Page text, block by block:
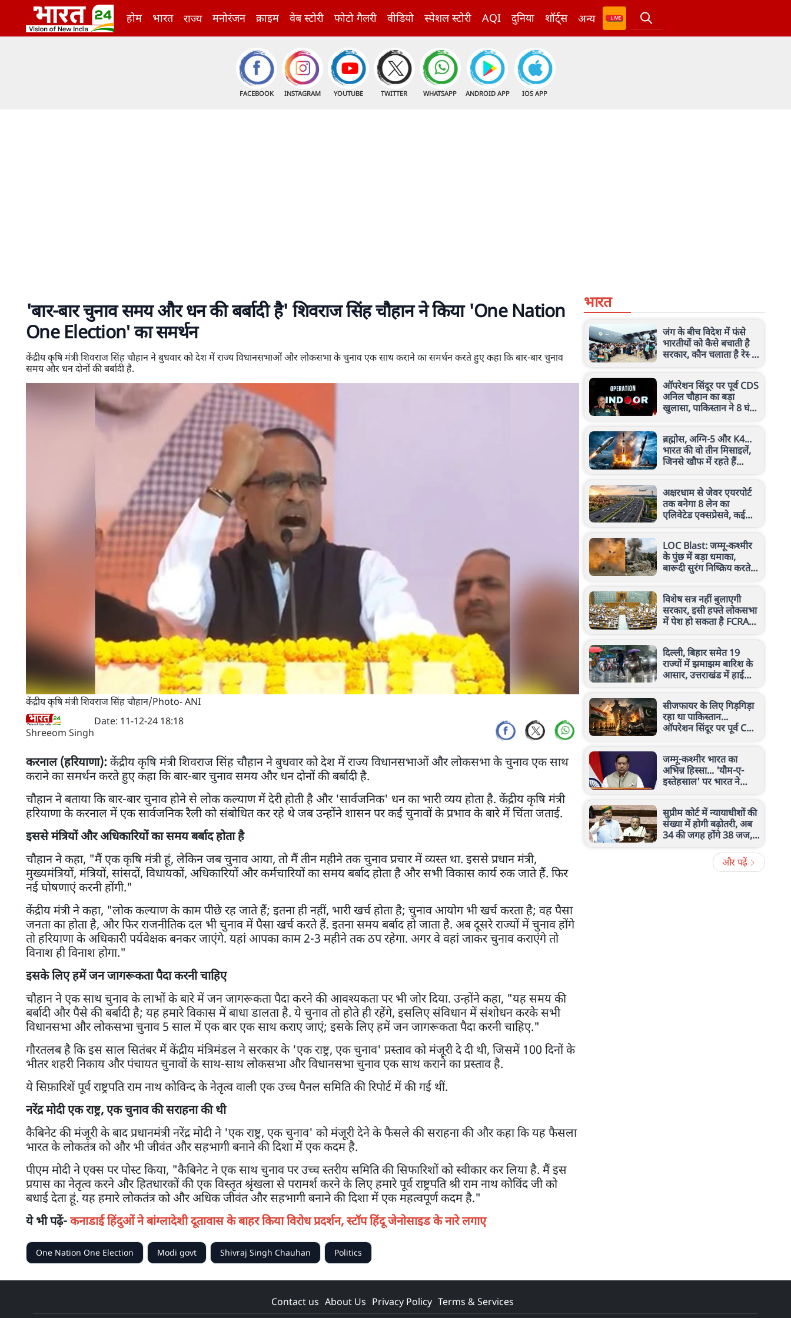
होम भारत राज्य मनोरंजन क्राइम वेब स्टोरी फोटो गैलरी वीडियो स्पेशल स्टोरी AQI दुनिया शॉर्ट्स अन्य
FACEBOOK INSTAGRAM YOUTUBE TWITTER WHATSAPP ANDROID APP IOS APP
'बार-बार चुनाव समय और धन की बर्बादी है' शिवराज सिंह चौहान ने किया 'One Nation
One Election' का समर्थन
केंद्रीय कृषि मंत्री शिवराज सिंह चौहान ने बुधवार को देश में राज्य विधानसभाओं और लोकसभा के चुनाव एक साथ कराने का समर्थन करते हुए कहा कि बार-बार चुनाव
समय और धन दोनों की बर्बादी है.
केंद्रीय कृषि मंत्री शिवराज सिंह चौहान/Photo- ANI
Shreeom Singh
Date: 11-12-24 18:18
करनाल (हरियाणा): केंद्रीय कृषि मंत्री शिवराज सिंह चौहान ने बुधवार को देश में राज्य विधानसभाओं और लोकसभा के चुनाव एक साथ
कराने का समर्थन करते हुए कहा कि बार-बार चुनाव समय और धन दोनों की बर्बादी है.
चौहान ने बताया कि बार-बार चुनाव होने से लोक कल्याण में देरी होती है और 'सार्वजनिक' धन का भारी व्यय होता है. केंद्रीय कृषि मंत्री
हरियाणा के करनाल में एक सार्वजनिक रैली को संबोधित कर रहे थे जब उन्होंने शासन पर कई चुनावों के प्रभाव के बारे में चिंता जताई.
इससे मंत्रियों और अधिकारियों का समय बर्बाद होता है
चौहान ने कहा, "मैं एक कृषि मंत्री हूं, लेकिन जब चुनाव आया, तो मैं तीन महीने तक चुनाव प्रचार में व्यस्त था. इससे प्रधान मंत्री,
मुख्यमंत्रियों, मंत्रियों, सांसदों, विधायकों, अधिकारियों और कर्मचारियों का समय बर्बाद होता है और सभी विकास कार्य रुक जाते हैं. फिर
नई घोषणाएं करनी होंगी."
केंद्रीय मंत्री ने कहा, "लोक कल्याण के काम पीछे रह जाते हैं; इतना ही नहीं, भारी खर्च होता है; चुनाव आयोग भी खर्च करता है; वह पैसा
जनता का होता है, और फिर राजनीतिक दल भी चुनाव में पैसा खर्च करते हैं. इतना समय बर्बाद हो जाता है. अब दूसरे राज्यों में चुनाव होंगे
तो हरियाणा के अधिकारी पर्यवेक्षक बनकर जाएंगे. यहां आपका काम 2-3 महीने तक ठप रहेगा. अगर वे वहां जाकर चुनाव कराएंगे तो
विनाश ही विनाश होगा."
इसके लिए हमें जन जागरूकता पैदा करनी चाहिए
चौहान ने एक साथ चुनाव के लाभों के बारे में जन जागरूकता पैदा करने की आवश्यकता पर भी जोर दिया. उन्होंने कहा, "यह समय की
बर्बादी और पैसे की बर्बादी है; यह हमारे विकास में बाधा डालता है. ये चुनाव तो होते ही रहेंगे, इसलिए संविधान में संशोधन करके सभी
विधानसभा और लोकसभा चुनाव 5 साल में एक बार एक साथ कराए जाएं; इसके लिए हमें जन जागरूकता पैदा करनी चाहिए."
गौरतलब है कि इस साल सितंबर में केंद्रीय मंत्रिमंडल ने सरकार के 'एक राष्ट्र, एक चुनाव' प्रस्ताव को मंजूरी दे दी थी, जिसमें 100 दिनों के
भीतर शहरी निकाय और पंचायत चुनावों के साथ-साथ लोकसभा और विधानसभा चुनाव एक साथ कराने का प्रस्ताव है.
ये सिफ़ारिशें पूर्व राष्ट्रपति राम नाथ कोविन्द के नेतृत्व वाली एक उच्च पैनल समिति की रिपोर्ट में की गई थीं.
नरेंद्र मोदी एक राष्ट्र, एक चुनाव की सराहना की थी
कैबिनेट की मंजूरी के बाद प्रधानमंत्री नरेंद्र मोदी ने 'एक राष्ट्र, एक चुनाव' को मंजूरी देने के फैसले की सराहना की और कहा कि यह फैसला
भारत के लोकतंत्र को और भी जीवंत और सहभागी बनाने की दिशा में एक कदम है.
पीएम मोदी ने एक्स पर पोस्ट किया, "कैबिनेट ने एक साथ चुनाव पर उच्च स्तरीय समिति की सिफारिशों को स्वीकार कर लिया है. मैं इस
प्रयास का नेतृत्व करने और हितधारकों की एक विस्तृत श्रृंखला से परामर्श करने के लिए हमारे पूर्व राष्ट्रपति श्री राम नाथ कोविंद जी को
बधाई देता हूं. यह हमारे लोकतंत्र को और अधिक जीवंत और सहभागी बनाने की दिशा में एक महत्वपूर्ण कदम है."
ये भी पढ़ें-कनाडाई हिंदुओं ने बांग्लादेशी दूतावास के बाहर किया विरोध प्रदर्शन, स्टॉप हिंदू जेनोसाइड के नारे लगाए
One Nation One Election Modi govt Shivraj Singh Chauhan Politics
भारत
जंग के बीच विदेश में फंसे
भारतीयों को कैसे बचाती है
सरकार, कौन चलाता है रेस्क्यू
ऑपरेशन सिंदूर पर पूर्व CDS
अनिल चौहान का बड़ा
खुलासा, पाकिस्तान ने 8 घंटे
ब्रह्मोस, अग्नि-5 और K4...
भारत की वो तीन मिसाइलें,
जिनसे खौफ में रहते हैं
अक्षरधाम से जेवर एयरपोर्ट
तक बनेगा 8 लेन का
एलिवेटेड एक्सप्रेसवे, कई
LOC Blast: जम्मू-कश्मीर
के पुंछ में बड़ा धमाका,
बारूदी सुरंग निष्क्रिय करते
विशेष सत्र नहीं बुलाएगी
सरकार, इसी हफ्ते लोकसभा
में पेश हो सकता है FCRA
दिल्ली, बिहार समेत 19
राज्यों में झमाझम बारिश के
आसार, उत्तराखंड में हाई
राज्य का हाल
सीजफायर के लिए गिड़गिड़ा
रहा था पाकिस्तान...
ऑपरेशन सिंदूर पर पूर्व CDS
जम्मू-कश्मीर भारत का
अभिन्न हिस्सा... 'यौम-ए-
इस्तेहसाल' पर भारत ने
सुप्रीम कोर्ट में न्यायाधीशों की
संख्या में होगी बढ़ोतरी, अब
34 की जगह होंगे 38 जज,
और पढ़ें
Contact us About Us Privacy Policy Terms & Services